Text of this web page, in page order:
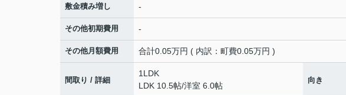
敷金積み増し -
その他初期費用 -
その他月額費用 合計0.05万円 ( 内訳：町費0.05万円 )
間取り / 詳細
1LDK
LDK 10.5帖/洋室 6.0帖
向き